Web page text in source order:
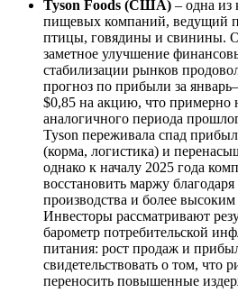
Tyson Foods (США) – одна
пищевых компаний, ведущий
птицы, говядины и свинины.
заметное улучшение
стабилизации рынков
прогноз по прибыли за
$0,85 на акцию, что примерно
аналогичного периода
Tyson переживала спад
(корма, логистика) и
однако к началу 2025 года
восстановить маржу
производства и более
Инвесторы рассматривают
барометр потребительской
питания: рост продаж и
свидетельствовать о том, что
переносить повышенные